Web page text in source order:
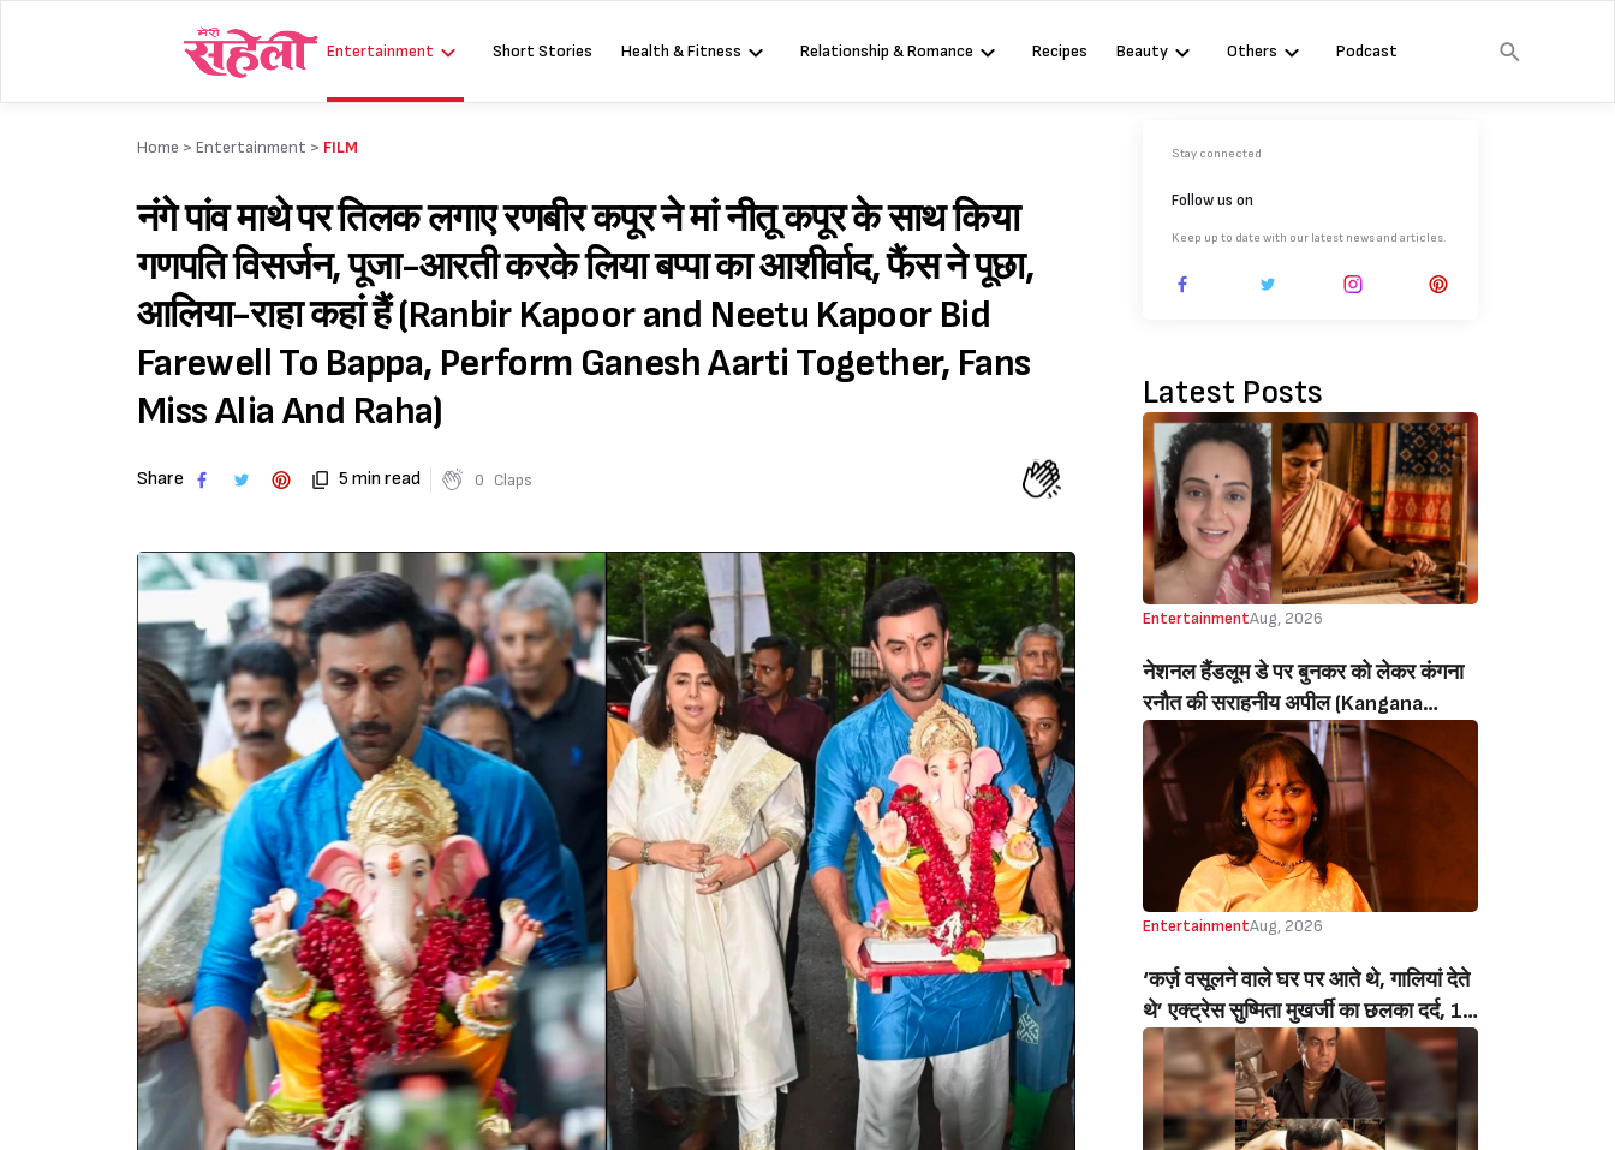
Entertainment Short Stories Health & Fitness Relationship & Romance Recipes Beauty Others Podcast
Home > Entertainment > FILM
नंगे पांव माथे पर तिलक लगाए रणबीर कपूर ने मां नीतू कपूर के साथ किया
गणपति विसर्जन, पूजा-आरती करके लिया बप्पा का आशीर्वाद, फैंस ने पूछा,
आलिया-राहा कहां हैं (Ranbir Kapoor and Neetu Kapoor Bid
Farewell To Bappa, Perform Ganesh Aarti Together, Fans
Miss Alia And Raha)
Share 5 min read 0 Claps
Stay connected
Follow us on
Keep up to date with our latest news and articles.
Latest Posts
EntertainmentAug, 2026
नेशनल हैंडलूम डे पर बुनकर को लेकर कंगना
रनौत की सराहनीय अपील (Kangana
Ranaut’s Commendable Appeal
Regarding Weavers On National
Handloom Day)
EntertainmentAug, 2026
‘कर्ज़ वसूलने वाले घर पर आते थे, गालियां देते
थे’ एक्ट्रेस सुष्मिता मुखर्जी का छलका दर्द, 1
करोड़ का कर्ज उतारने के लिए करनी पड़ी थी
C ग्रेड फिल्में, बोलीं- ‘मैंने अपनी आत्मा बेच दी
थी’ (‘I Sold My Soul’ Actress
Sushmita Mukherjee Recalls Doing